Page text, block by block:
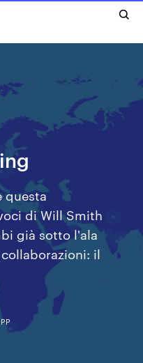
questa
di Will Smith
già sotto l'ala
il